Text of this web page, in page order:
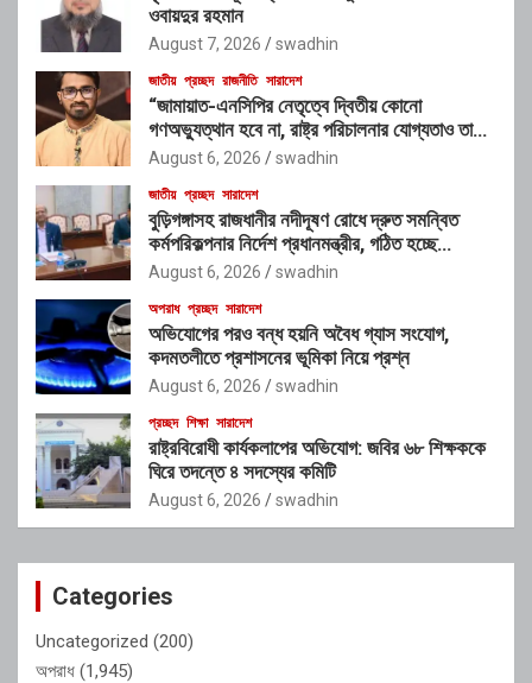
ওবায়দুর রহমান
August 7, 2026 swadhin
জাতীয় প্রচ্ছদ রাজনীতি সারাদেশ
“জামায়াত-এনসিপির নেতৃত্বে দ্বিতীয় কোনো
গণঅভ্যুত্থান হবে না, রাষ্ট্র পরিচালনার যোগ্যতাও তাদের
নেই”: রাশেদ খাঁনের
August 6, 2026 swadhin
জাতীয় প্রচ্ছদ সারাদেশ
বুড়িগঙ্গাসহ রাজধানীর নদীদূষণ রোধে দ্রুত সমন্বিত
কর্মপরিকল্পনার নির্দেশ প্রধানমন্ত্রীর, গঠিত হচ্ছে
আন্তঃসংস্থা সমন্বয় কমিটি
August 6, 2026 swadhin
অপরাধ প্রচ্ছদ সারাদেশ
অভিযোগের পরও বন্ধ হয়নি অবৈধ গ্যাস সংযোগ,
কদমতলীতে প্রশাসনের ভূমিকা নিয়ে প্রশ্ন
August 6, 2026 swadhin
প্রচ্ছদ শিক্ষা সারাদেশ
রাষ্ট্রবিরোধী কার্যকলাপের অভিযোগ: জবির ৬৮ শিক্ষককে
ঘিরে তদন্তে ৪ সদস্যের কমিটি
August 6, 2026 swadhin
Categories
Uncategorized (200)
অপরাধ (1,945)